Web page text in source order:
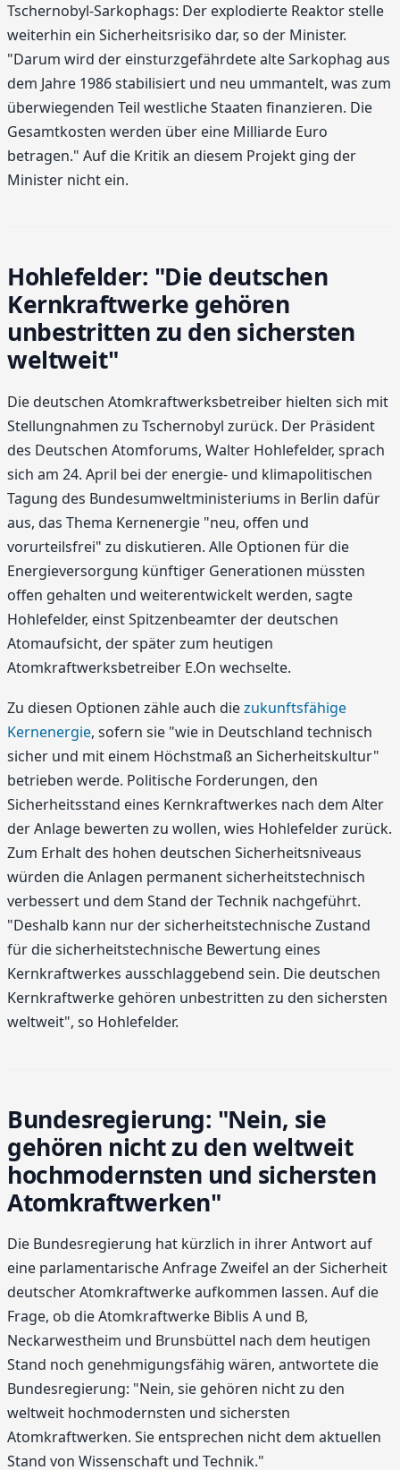
Tschernobyl-Sarkophags: Der explodierte Reaktor stelle
weiterhin ein Sicherheitsrisiko dar, so der Minister.
"Darum wird der einsturzgefährdete alte Sarkophag aus
dem Jahre 1986 stabilisiert und neu ummantelt, was zum
überwiegenden Teil westliche Staaten finanzieren. Die
Gesamtkosten werden über eine Milliarde Euro
betragen." Auf die Kritik an diesem Projekt ging der
Minister nicht ein.
Hohlefelder: "Die deutschen
Kernkraftwerke gehören
unbestritten zu den sichersten
weltweit"
Die deutschen Atomkraftwerksbetreiber hielten sich mit
Stellungnahmen zu Tschernobyl zurück. Der Präsident
des Deutschen Atomforums, Walter Hohlefelder, sprach
sich am 24. April bei der energie- und klimapolitischen
Tagung des Bundesumweltministeriums in Berlin dafür
aus, das Thema Kernenergie "neu, offen und
vorurteilsfrei" zu diskutieren. Alle Optionen für die
Energieversorgung künftiger Generationen müssten
offen gehalten und weiterentwickelt werden, sagte
Hohlefelder, einst Spitzenbeamter der deutschen
Atomaufsicht, der später zum heutigen
Atomkraftwerksbetreiber E.On wechselte.
Zu diesen Optionen zähle auch diezukunftsfähige
Kernenergie, sofern sie "wie in Deutschland technisch
sicher und mit einem Höchstmaß an Sicherheitskultur"
betrieben werde. Politische Forderungen, den
Sicherheitsstand eines Kernkraftwerkes nach dem Alter
der Anlage bewerten zu wollen, wies Hohlefelder zurück.
Zum Erhalt des hohen deutschen Sicherheitsniveaus
würden die Anlagen permanent sicherheitstechnisch
verbessert und dem Stand der Technik nachgeführt.
"Deshalb kann nur der sicherheitstechnische Zustand
für die sicherheitstechnische Bewertung eines
Kernkraftwerkes ausschlaggebend sein. Die deutschen
Kernkraftwerke gehören unbestritten zu den sichersten
weltweit", so Hohlefelder.
Bundesregierung: "Nein, sie
gehören nicht zu den weltweit
hochmodernsten und sichersten
Atomkraftwerken"
Die Bundesregierung hat kürzlich in ihrer Antwort auf
eine parlamentarische Anfrage Zweifel an der Sicherheit
deutscher Atomkraftwerke aufkommen lassen. Auf die
Frage, ob die Atomkraftwerke Biblis A und B,
Neckarwestheim und Brunsbüttel nach dem heutigen
Stand noch genehmigungsfähig wären, antwortete die
Bundesregierung: "Nein, sie gehören nicht zu den
weltweit hochmodernsten und sichersten
Atomkraftwerken. Sie entsprechen nicht dem aktuellen
Stand von Wissenschaft und Technik."